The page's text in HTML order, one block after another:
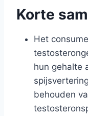
Korte
Het
hun gehalte
behouden